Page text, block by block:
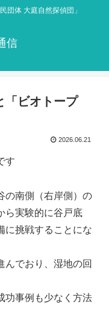
団体 大庭自然探偵団」
信
「ビオトープ
2026.06.21
す
の南側（右岸側）の
ら実験的に谷戸底
に挑戦することにな
んでおり、湿地の回
功事例も少なく方法